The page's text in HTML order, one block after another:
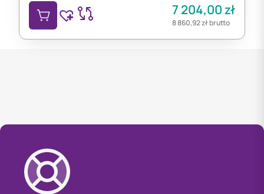
7 204,00zł
8 860,92złbrutto